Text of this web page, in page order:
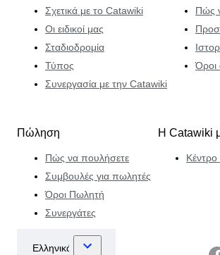
Σχετικά με το Catawiki
Οι ειδικοί μας
Σταδιοδρομία
Τύπος
Συνεργασία με την Catawiki
Πώς
Όροι
Πώληση
Πώς να πουλήσετε
Συμβουλές για πωλητές
Όροι Πωλητή
Συνεργάτες
Η Catawiki
Κέντρο